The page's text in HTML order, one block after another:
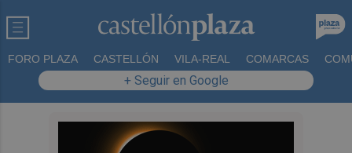
FORO PLAZA CASTELLÓN VILA-REAL COMARCAS
+ Seguir en Google